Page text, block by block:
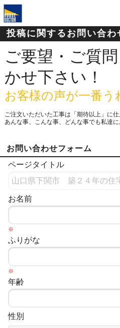
投稿に関するお問い合わ
ご要望・ご質
かせ下さい！
お客様の声が一番う
ご注文いただいた工事は「期待以上」に仕
あんな事、こんな事、どんな事でも私達に
お問い合わせフォーム
ページタイトル
お名前
※
ふりがな
※
年齢
性別